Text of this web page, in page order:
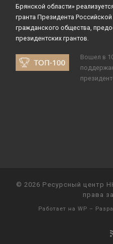
Брянской области»
гранта Президента
гражданского общества,
президентских грантов.
Вошел в
© 2026 Ресурсный центр
права
Работает на WP –